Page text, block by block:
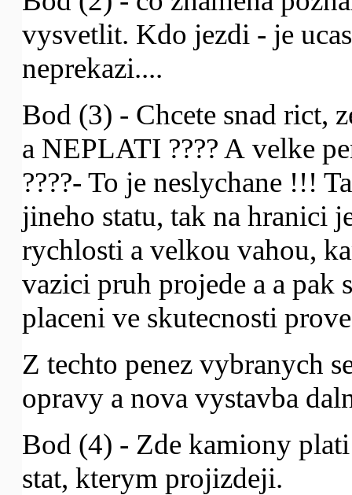
vysvetlit. Kdo jezdi - je
neprekazi....
Bod (3) - Chcete snad rict,
a NEPLATI ???? A velke
????- To je neslychane !!!
jineho statu, tak na hranici
rychlosti a velkou vahou,
vazici pruh projede a a pak
placeni ve skutecnosti
Z techto penez vybranych
opravy a nova vystavba
Bod (4) - Zde kamiony
stat, kterym projizdeji.